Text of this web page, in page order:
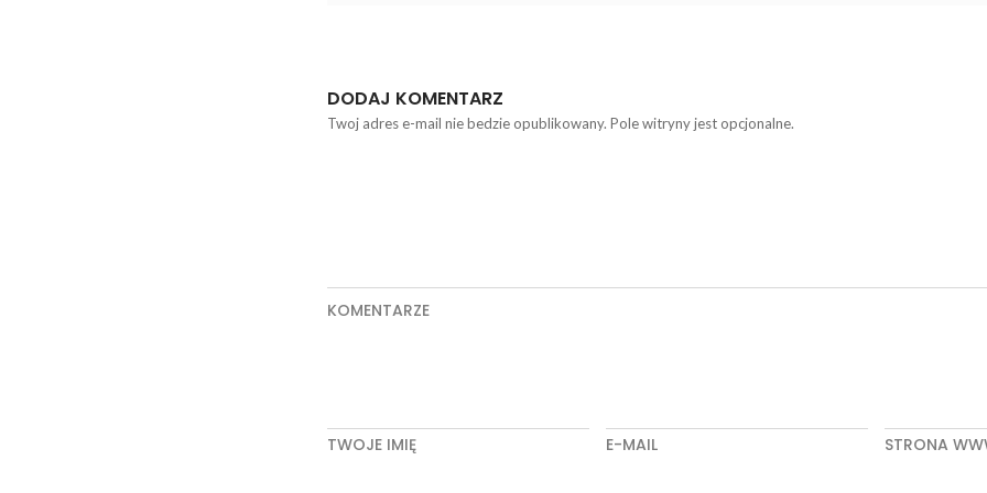
DODAJ KOMENTARZ
Twoj adres e-mail nie bedzie opublikowany. Pole witryny jest opcjonalne.
KOMENTARZE
TWOJE IMIĘ E-MAIL STRONA